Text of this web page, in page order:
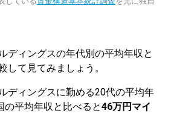
ディングスの年代別の平均年収と
して見てみましょう。
ディングスに勤める20代の平均年
の平均年収と比べると46万円マイ